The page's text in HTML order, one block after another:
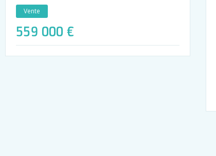
Vente
559 000 €